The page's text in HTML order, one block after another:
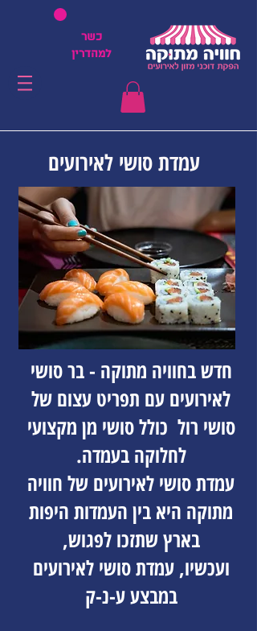
כשר
למהדרין
עמדת סושי לאירועים
חדש בחוויה מתוקה - בר סושי
לאירועים עם תפריט עצום של
סושי רול כולל סושי מן מקצועי
לחלוקה בעמדה.
עמדת סושי לאירועים של חוויה
מתוקה היא בין העמדות היפות
בארץ שתזכו לפגוש,
ועכשיו, עמדת סושי לאירועים
במבצע ע-נ-ק